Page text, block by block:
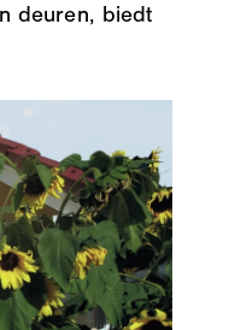
deuren, biedt